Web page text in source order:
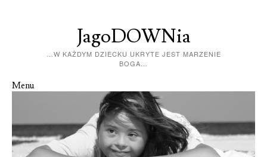
JagoDOWNia
…W KAŻDYM DZIECKU UKRYTE JEST MARZENIE
BOGA…
Menu